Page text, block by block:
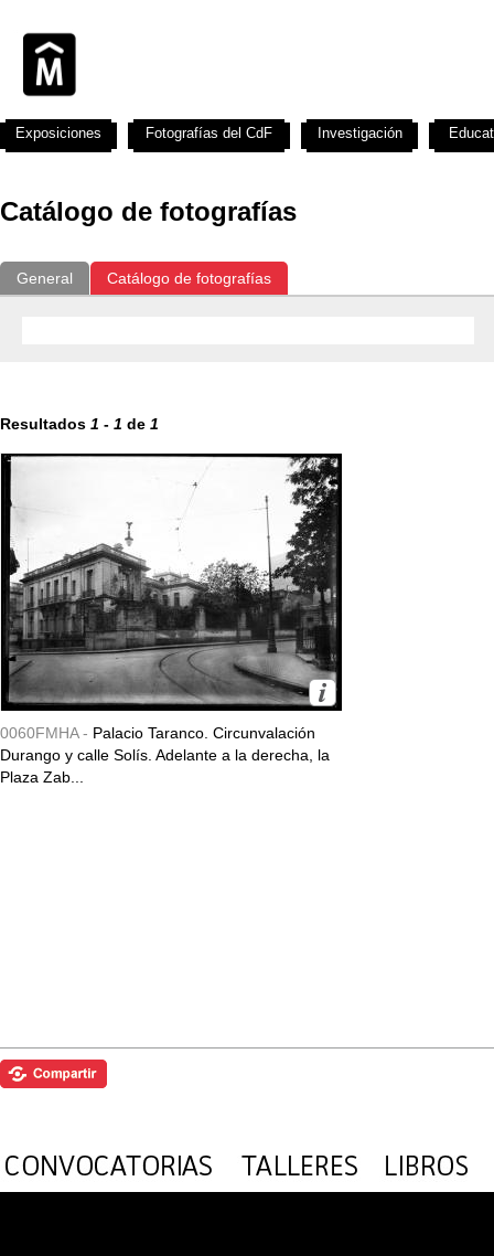
Catálogo de fotografías
General Catálogo de fotografías
Resultados 1 - 1 de 1
0060FMHA - Palacio Taranco. Circunvalación
Durango y calle Solís. Adelante a la derecha, la
Plaza Zab...
Exposiciones Fotografías del CdF Investigación